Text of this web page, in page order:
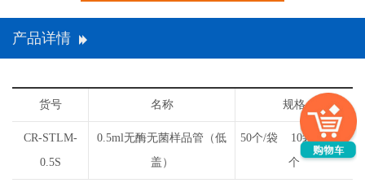
产品详情
货号 名称 规格
CR-STLM-
0.5S
0.5ml无酶无菌样品管（低
盖）
50个/袋 10袋/箱 500
个